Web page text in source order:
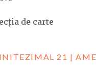
de carte
21 |